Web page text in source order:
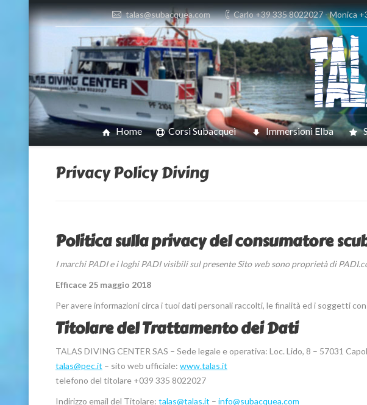
talas@subacquea.com Carlo +39 335 8022027 - Monica
Home Corsi Subacquei Immersioni Elba
Privacy Policy Diving
Politica sulla privacy del consumatore
I marchi PADI e i loghi PADI visibili sul presente Sito web sono proprietà di
Efficace 25 maggio 2018
Per avere informazioni circa i tuoi dati personali raccolti, le finalità ed i soggetti
Titolare del Trattamento dei Dati
TALAS DIVING CENTER SAS – Sede legale e operativa: Loc. Lido, 8 – 57031
talas@pec.it – sito web ufficiale: www.talas.it
telefono del titolare +039 335 8022027
Indirizzo email del Titolare: talas@talas.it – info@subacquea.com